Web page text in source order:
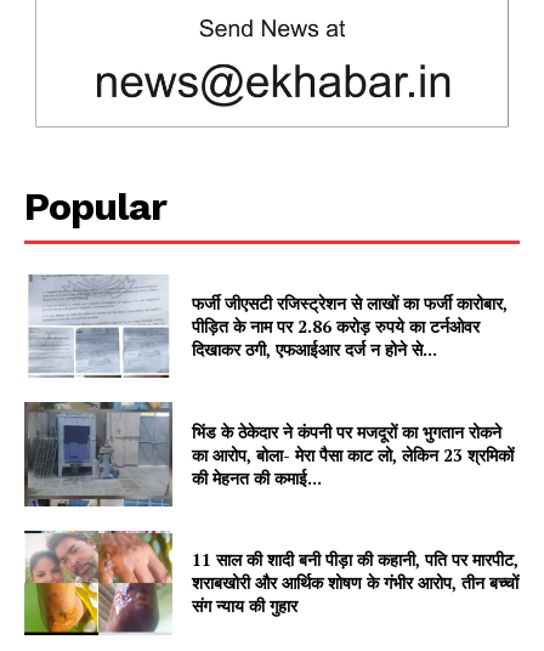
SUBSCRIBE NOW
Company
About
Contact us
Subscription Plans
My account
Popular
फर्जी जीएसटी रजिस्ट्रेशन से लाखों का फर्जी कारोबार,
पीड़ित के नाम पर 2.86 करोड़ रुपये का टर्नओवर
दिखाकर ठगी, एफआईआर दर्ज न होने से...
भिंड के ठेकेदार ने कंपनी पर मजदूरों का भुगतान रोकने
का आरोप, बोला- मेरा पैसा काट लो, लेकिन 23 श्रमिकों
की मेहनत की कमाई...
11 साल की शादी बनी पीड़ा की कहानी, पति पर मारपीट,
शराबखोरी और आर्थिक शोषण के गंभीर आरोप, तीन बच्चों
संग न्याय की गुहार